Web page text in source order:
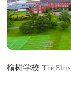
榆树学校 The